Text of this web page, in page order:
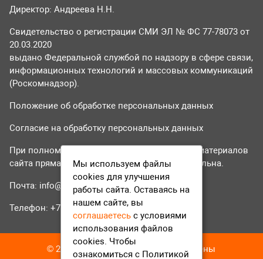
Директор: Андреева Н.Н.
Свидетельство о регистрации СМИ ЭЛ № ФС 77-78073 от
20.03.2020
выдано Федеральной службой по надзору в сфере связи,
информационных технологий и массовых коммуникаций
(Роскомнадзор).
Положение об обработке персональных данных
Согласие на обработку персональных данных
При полном или частичном использовании материалов
сайта прямая гиперссылка на tvr24.tv обязательна.
Почта: info@tvr24.tv
Телефон: +7 (496) 551-04-95
© 2016-2023 ТВР24 Все права защищены
Мы используем файлы
cookies для улучшения
работы сайта. Оставаясь на
нашем сайте, вы
соглашаетесь с условиями
использования файлов
cookies. Чтобы
ознакомиться с Политикой